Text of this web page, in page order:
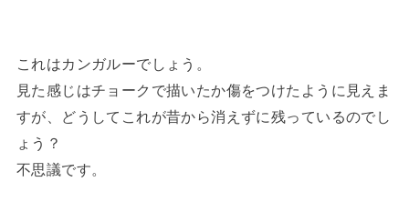
これはカンガルーでしょう。
見た感じはチョークで描いたか傷をつけたように見えま
すが、どうしてこれが昔から消えずに残っているのでし
ょう？
不思議です。